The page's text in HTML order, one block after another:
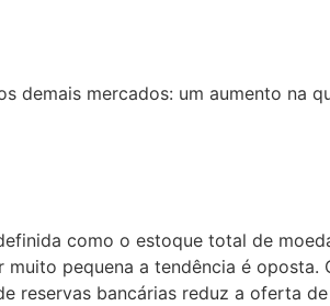
demais mercados: um aumento na
como o estoque total de
pequena a tendência é
reservas bancárias reduz a oferta